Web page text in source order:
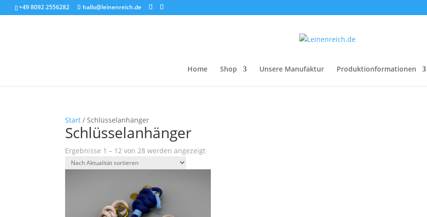
+49 8092 2556282 hallo@leinenreich.de
Home Shop Unsere Manufaktur Produktionformationen
Start / Schlüsselanhänger
Schlüsselanhänger
Ergebnisse 1 – 12 von 28 werden angezeigtNach
sortiert